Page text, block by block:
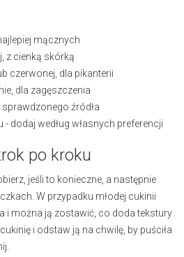
mącznych
z cienką skórką
czerwonej, dla pikanterii
dla zagęszczenia
sprawdzonego źródła
dodaj według własnych preferencji
po kroku
jeśli to konieczne, a następnie
W przypadku młodej cukinii
i można ją zostawić, co doda tekstury
i odstaw ją na chwilę, by puściła